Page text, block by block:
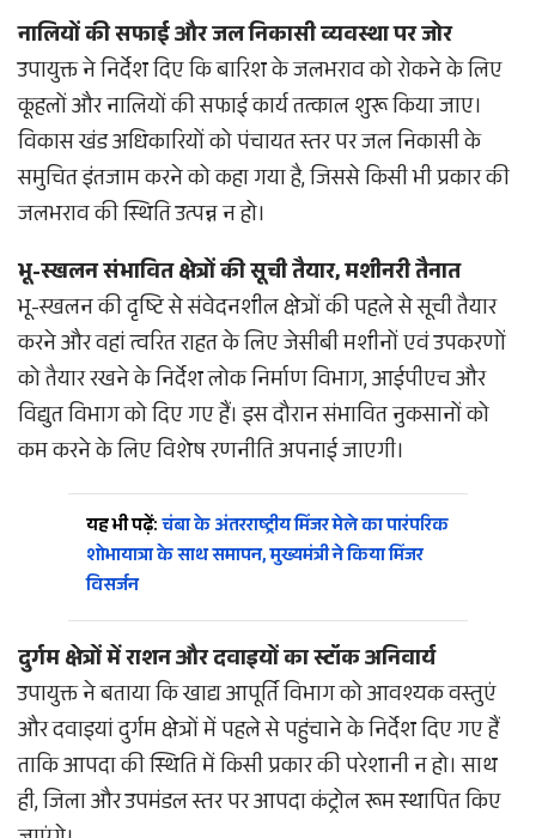
नालियों की सफाई और जल निकासी व्यवस्था पर जोर
उपायुक्त ने निर्देश दिए कि बारिश के जलभराव को रोकने के लिए
कूहलों और नालियों की सफाई कार्य तत्काल शुरू किया जाए।
विकास खंड अधिकारियों को पंचायत स्तर पर जल निकासी के
समुचित इंतजाम करने को कहा गया है, जिससे किसी भी प्रकार की
जलभराव की स्थिति उत्पन्न न हो।
भू-स्खलन संभावित क्षेत्रों की सूची तैयार, मशीनरी तैनात
भू-स्खलन की दृष्टि से संवेदनशील क्षेत्रों की पहले से सूची तैयार
करने और वहां त्वरित राहत के लिए जेसीबी मशीनों एवं उपकरणों
को तैयार रखने के निर्देश लोक निर्माण विभाग, आईपीएच और
विद्युत विभाग को दिए गए हैं। इस दौरान संभावित नुकसानों को
कम करने के लिए विशेष रणनीति अपनाई जाएगी।
यह भी पढ़ें:चंबा के अंतरराष्ट्रीय मिंजर मेले का पारंपरिक
शोभायात्रा के साथ समापन, मुख्यमंत्री ने किया मिंजर
विसर्जन
दुर्गम क्षेत्रों में राशन और दवाइयों का स्टॉक अनिवार्य
उपायुक्त ने बताया कि खाद्य आपूर्ति विभाग को आवश्यक वस्तुएं
और दवाइयां दुर्गम क्षेत्रों में पहले से पहुंचाने के निर्देश दिए गए हैं
ताकि आपदा की स्थिति में किसी प्रकार की परेशानी न हो। साथ
ही, जिला और उपमंडल स्तर पर आपदा कंट्रोल रूम स्थापित किए